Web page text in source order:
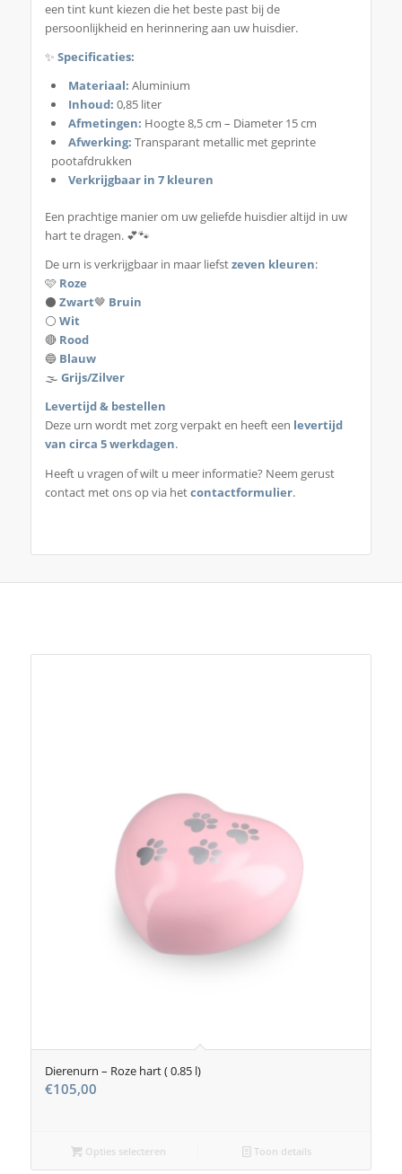
een tint kunt kiezen die het beste past bij de
persoonlijkheid en herinnering aan uw huisdier.
✨ Specificaties:
Materiaal: Aluminium
Inhoud: 0,85 liter
Afmetingen: Hoogte 8,5 cm – Diameter 15 cm
Afwerking: Transparant metallic met geprinte
pootafdrukken
Verkrijgbaar in 7 kleuren
Een prachtige manier om uw geliefde huisdier altijd in uw
hart te dragen. 💕🐾
De urn is verkrijgbaar in maar liefstzeven kleuren:
🩷 Roze
⚫ Zwart🤎 Bruin
⚪ Wit
🔴 Rood
🔵 Blauw
🌫️ Grijs/Zilver
Levertijd & bestellen
Deze urn wordt met zorg verpakt en heeft een levertijd
van circa 5 werkdagen.
Heeft u vragen of wilt u meer informatie? Neem gerust
contact met ons op via hetcontactformulier.
Dierenurn – Roze hart ( 0.85 l)
€105,00
Opties selecteren Toon details